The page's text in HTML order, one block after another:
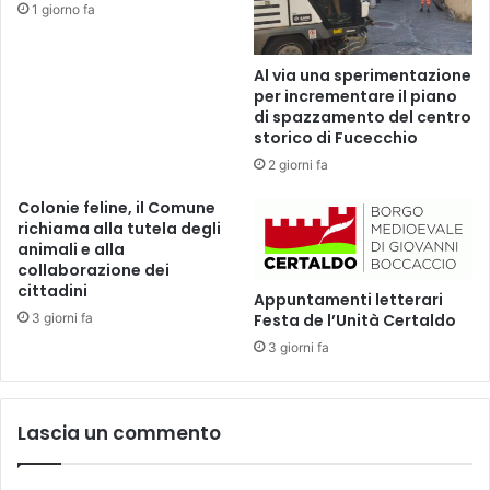
i
t
r
i
d
l
’
A
s
,
o
e
c
o
n
r
e
t
1 giorno fa
Al via una sperimentazione
per incrementare il piano
di spazzamento del centro
storico di Fucecchio
2 giorni fa
Colonie feline, il Comune
richiama alla tutela degli
animali e alla
collaborazione dei
cittadini
3 giorni fa
Appuntamenti letterari
Festa de l’Unità Certaldo
3 giorni fa
Lascia un commento